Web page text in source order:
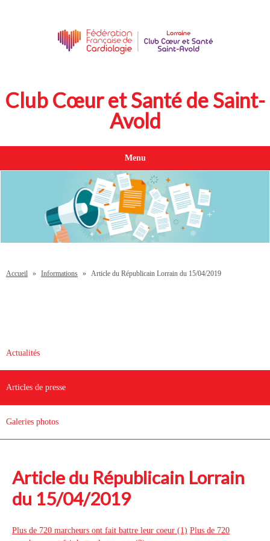
Club Cœur et Santé de Saint-
Avold
Menu
Accueil » Informations » Article du Républicain Lorrain du 15/04/2019
Actualités
Articles de presse
Galeries photos
Article du Républicain Lorrain
du 15/04/2019
Plus de 720 marcheurs ont fait battre leur coeur (1) Plus de 720